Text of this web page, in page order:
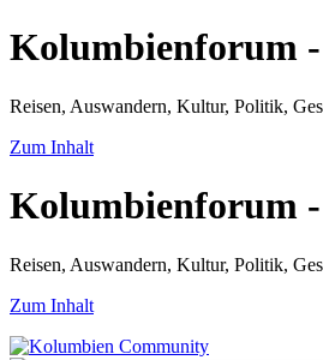
Kolumbienforum -
Reisen, Auswandern, Kultur, Politik,
Zum Inhalt
Kolumbienforum -
Reisen, Auswandern, Kultur, Politik,
Zum Inhalt